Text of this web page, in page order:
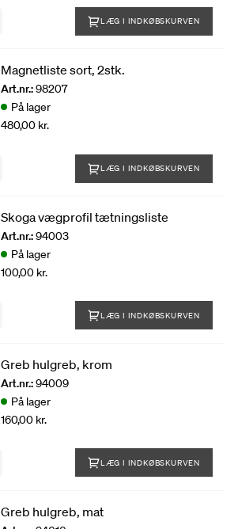
LÆG I INDKØBSKURVEN
Magnetliste sort, 2stk.
Art.nr.:98207
På lager
480,00 kr.
LÆG I INDKØBSKURVEN
Skoga vægprofil tætningsliste
Art.nr.:94003
På lager
100,00 kr.
LÆG I INDKØBSKURVEN
Greb hulgreb, krom
Art.nr.:94009
På lager
160,00 kr.
LÆG I INDKØBSKURVEN
Greb hulgreb, mat